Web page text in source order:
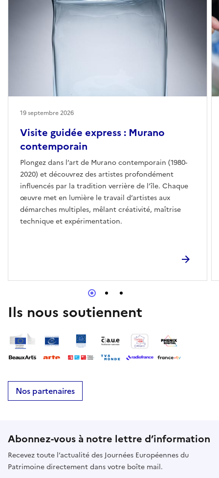
Visite guidée express : Murano
contemporain
Plongez dans l’art de Murano contemporain (1980-
2020) et découvrez des artistes profondément
influencés par la tradition verrière de l’île. Chaque
œuvre met en lumière le travail d’artistes aux
démarches multiples, mêlant créativité, maîtrise
technique et expérimentation.
19 septembre 2026
Ils nous soutiennent
Nos partenaires
Abonnez-vous à notre lettre d’information
Recevez toute l’actualité des Journées Européennes du
Patrimoine directement dans votre boîte mail.